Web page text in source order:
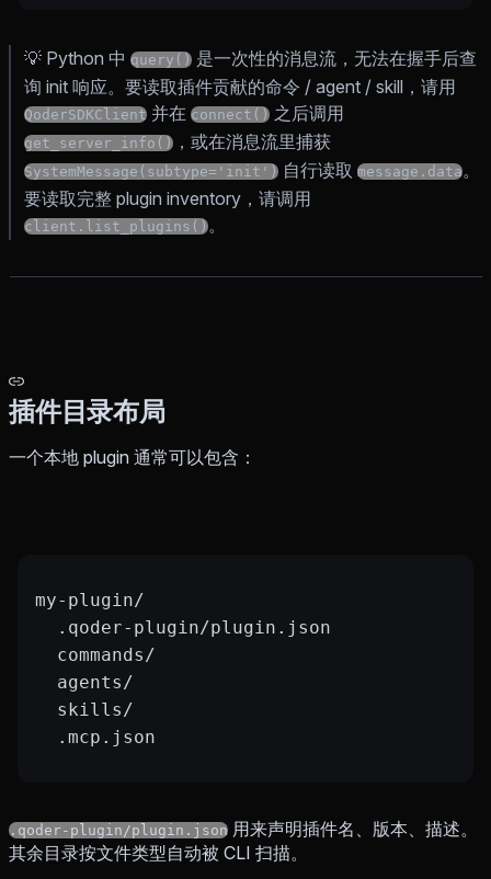
💡 Python 中 query() 是一次性的消息流，无法在握手后查
询 init 响应。要读取插件贡献的命令 / agent / skill，请用
QoderSDKClient 并在 connect() 之后调用
get_server_info() ，或在消息流里捕获
SystemMessage(subtype='init') 自行读取 message.data。
要读取完整 plugin inventory，请调用
client.list_plugins()。
插件目录布局
一个本地 plugin 通常可以包含：
my-plugin/
  .qoder-plugin/plugin.json
  commands/
  agents/
  skills/
  .mcp.json
.qoder-plugin/plugin.json 用来声明插件名、版本、描述。
其余目录按文件类型自动被 CLI 扫描。